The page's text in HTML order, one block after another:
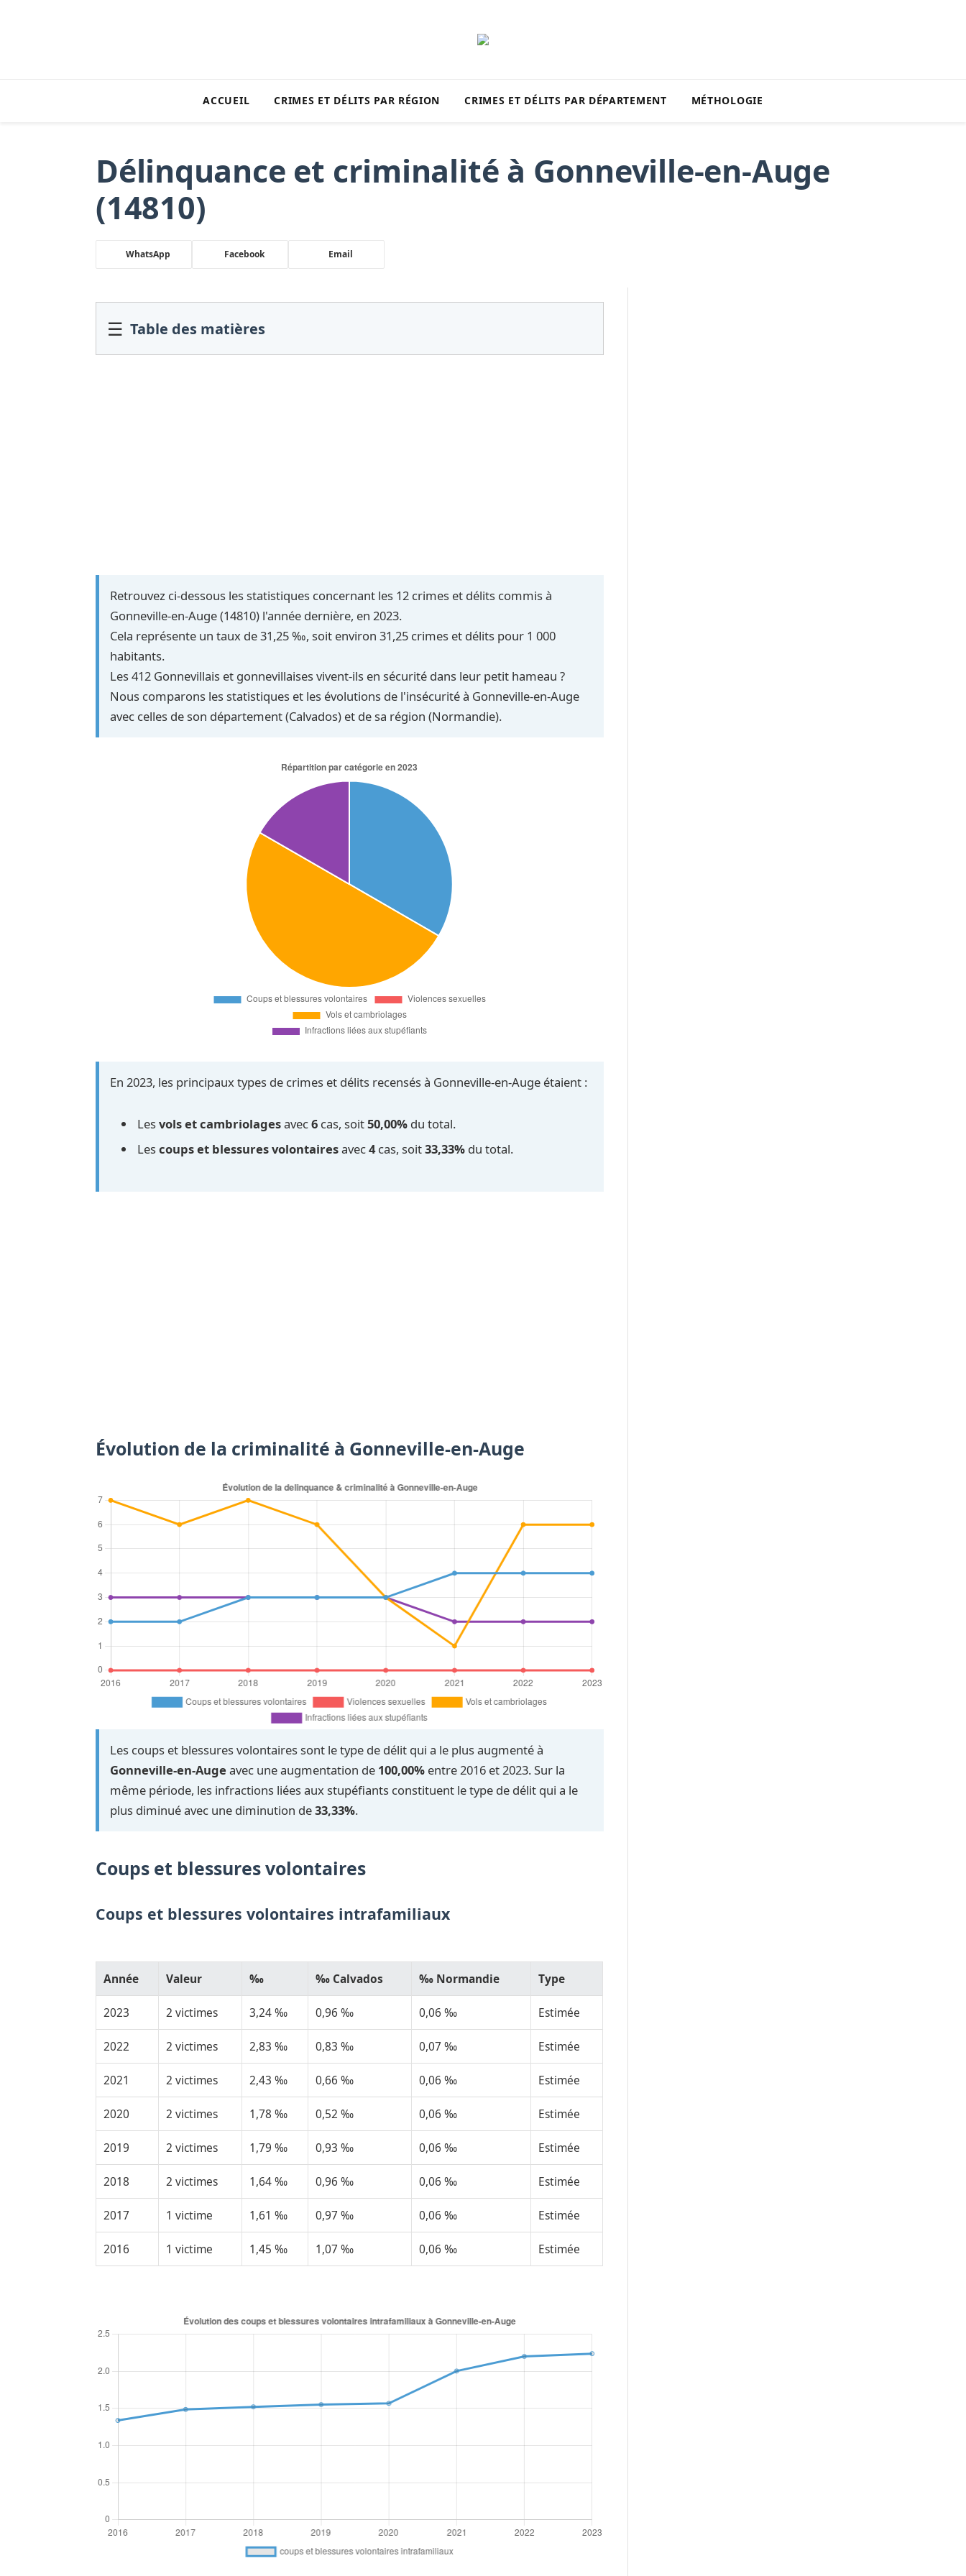
ACCUEIL CRIMES ET DÉLITS PAR RÉGION CRIMES ET DÉLITS PAR DÉPARTEMENT MÉTHOLOGIE
Délinquance et criminalité à Gonneville-en-Auge
(14810)
WhatsApp Facebook Email
☰ Table des matières
Retrouvez ci-dessous les statistiques concernant les 12 crimes et délits commis à
Gonneville-en-Auge (14810) l'année dernière, en 2023.
Cela représente un taux de 31,25 ‰, soit environ 31,25 crimes et délits pour 1 000
habitants.
Les 412 Gonnevillais et gonnevillaises vivent-ils en sécurité dans leur petit hameau ?
Nous comparons les statistiques et les évolutions de l'insécurité à Gonneville-en-Auge
avec celles de son département (Calvados) et de sa région (Normandie).
En 2023, les principaux types de crimes et délits recensés à Gonneville-en-Auge étaient :
Lesvols et cambriolagesavec6 cas, soit50,00% du total.
Lescoups et blessures volontairesavec4cas, soit33,33% du total.
Évolution de la criminalité à Gonneville-en-Auge
Les coups et blessures volontaires sont le type de délit qui a le plus augmenté à
Gonneville-en-Auge avec une augmentation de 100,00% entre 2016 et 2023. Sur la
même période, les infractions liées aux stupéfiants constituent le type de délit qui a le
plus diminué avec une diminution de33,33%.
Coups et blessures volontaires
Coups et blessures volontaires intrafamiliaux
Année Valeur ‰ ‰ Calvados ‰ Normandie Type
2023 2 victimes 3,24 ‰ 0,96 ‰ 0,06 ‰ Estimée
2022 2 victimes 2,83 ‰ 0,83 ‰ 0,07 ‰ Estimée
2021 2 victimes 2,43 ‰ 0,66 ‰ 0,06 ‰ Estimée
2020 2 victimes 1,78 ‰ 0,52 ‰ 0,06 ‰ Estimée
2019 2 victimes 1,79 ‰ 0,93 ‰ 0,06 ‰ Estimée
2018 2 victimes 1,64 ‰ 0,96 ‰ 0,06 ‰ Estimée
2017 1 victime 1,61 ‰ 0,97 ‰ 0,06 ‰ Estimée
2016 1 victime 1,45 ‰ 1,07 ‰ 0,06 ‰ Estimée